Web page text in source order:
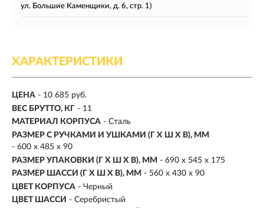
ул. Большие Каменщики, д. 6, стр. 1)
ХАРАКТЕРИСТИКИ
ЦЕНА - 10 685 руб.
ВЕС БРУТТО, КГ - 11
МАТЕРИАЛ КОРПУСА - Сталь
РАЗМЕР С РУЧКАМИ И УШКАМИ (Г X Ш X В), ММ
- 600 x 485 x 90
РАЗМЕР УПАКОВКИ (Г X Ш X B), ММ - 690 x 545 x 175
РАЗМЕР ШАССИ (Г X Ш X В), ММ - 560 x 430 x 90
ЦВЕТ КОРПУСА - Черный
ЦВЕТ ШАССИ - Серебристый